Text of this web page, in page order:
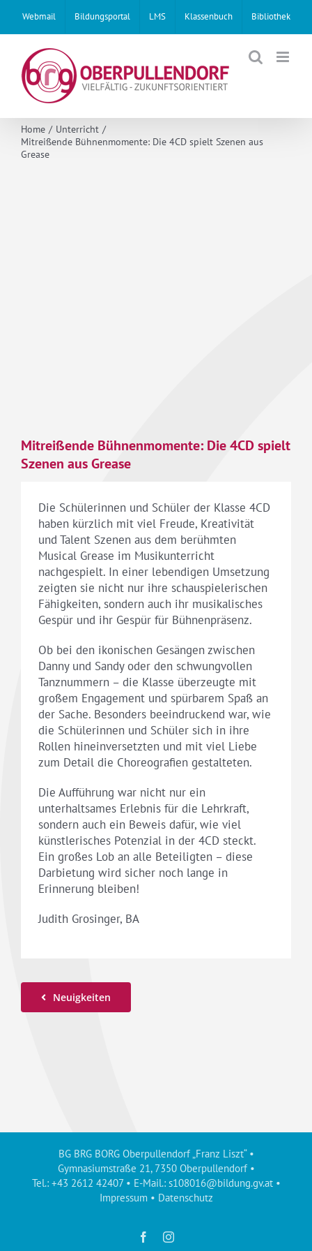
content
Webmail Bildungsportal LMS Klassenbuch Bibliothek
Home
Unterricht
Mitreißende Bühnenmomente: Die 4CD spielt Szenen aus
Grease
Mitreißende Bühnenmomente: Die 4CD spielt
Szenen aus Grease
Die Schülerinnen und Schüler der Klasse 4CD
haben kürzlich mit viel Freude, Kreativität
und Talent Szenen aus dem berühmten
Musical Grease im Musikunterricht
nachgespielt. In einer lebendigen Umsetzung
zeigten sie nicht nur ihre schauspielerischen
Fähigkeiten, sondern auch ihr musikalisches
Gespür und ihr Gespür für Bühnenpräsenz.
Ob bei den ikonischen Gesängen zwischen
Danny und Sandy oder den schwungvollen
Tanznummern – die Klasse überzeugte mit
großem Engagement und spürbarem Spaß an
der Sache. Besonders beeindruckend war, wie
die Schülerinnen und Schüler sich in ihre
Rollen hineinversetzten und mit viel Liebe
zum Detail die Choreografien gestalteten.
Die Aufführung war nicht nur ein
unterhaltsames Erlebnis für die Lehrkraft,
sondern auch ein Beweis dafür, wie viel
künstlerisches Potenzial in der 4CD steckt.
Ein großes Lob an alle Beteiligten – diese
Darbietung wird sicher noch lange in
Erinnerung bleiben!
Judith Grosinger, BA
Neuigkeiten
BG BRG BORG Oberpullendorf „Franz Liszt“ •
Gymnasiumstraße 21, 7350 Oberpullendorf •
Tel.: +43 2612 42407 • E-Mail.: s108016@bildung.gv.at•
Impressum• Datenschutz
FacebookInstagram